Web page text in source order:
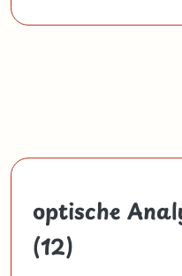
optische
(12)